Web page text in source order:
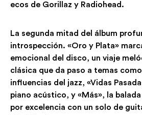
ecos de Gorillaz y Radiohead.
La segunda mitad del álbum
introspección. «Oro y Plata»
emocional del disco, un viaje
clásica que da paso a temas
influencias del jazz, «Vidas
piano acústico, y «Más», la
por excelencia con un solo de